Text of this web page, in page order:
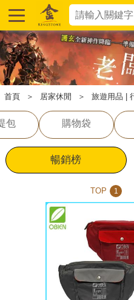
首頁 ＞ 居家休閒 ＞ 旅遊用品 |
包 購物袋
暢銷榜
TOP 1